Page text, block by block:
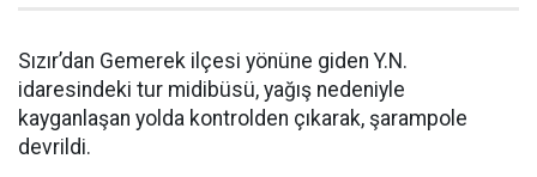
Sızır’dan Gemerek ilçesi yönüne giden Y.N.
idaresindeki tur midibüsü, yağış nedeniyle
kayganlaşan yolda kontrolden çıkarak, şarampole
devrildi.